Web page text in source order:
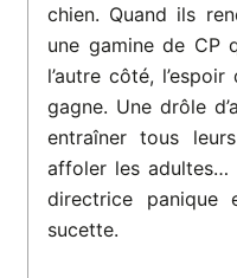
chien. Quand ils
une gamine de CP
l’autre côté,
gagne. Une drôle
entraîner tous
affoler les adultes…
directrice
sucette.